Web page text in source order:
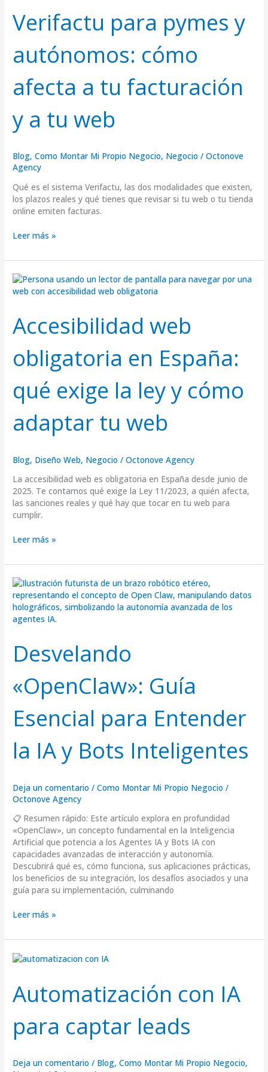
Verifactu para pymes y
autónomos: cómo
afecta a tu facturación
y a tu web
Blog,Como Montar Mi Propio Negocio, Negocio /Octonove
Agency
Qué es el sistema Verifactu, las dos modalidades que existen,
los plazos reales y qué tienes que revisar si tu web o tu tienda
online emiten facturas.
autónomos:
a
facturación
y
tu
web
Leer más »
Accesibilidad web
obligatoria en España:
qué exige la ley y cómo
adaptar tu web
Blog, Diseño Web, Negocio /Octonove Agency
La accesibilidad web es obligatoria en España desde junio de
2025. Te contamos qué exige la Ley 11/2023, a quién afecta,
las sanciones reales y qué hay que tocar en tu web para
cumplir.
Accesibilidad
web
España:
exige
la
y
cómo
tu
web
Leer más »
Desvelando
«OpenClaw»: Guía
Esencial para Entender
la IA y Bots Inteligentes
Deja un comentario /Como Montar Mi Propio Negocio /
Octonove Agency
📋 Resumen rápido: Este artículo explora en profundidad
«OpenClaw», un concepto fundamental en la Inteligencia
Artificial que potencia a los Agentes IA y Bots IA con
capacidades avanzadas de interacción y autonomía.
Descubrirá qué es, cómo funciona, sus aplicaciones prácticas,
los beneficios de su integración, los desafíos asociados y una
guía para su implementación, culminando
Desvelando
«OpenClaw»:
Guía
Esencial
Bots
Inteligentes
Leer más »
Automatización con IA
para captar leads
Deja un comentario / Blog,Como Montar Mi Propio Negocio,
Automatización
para
captar